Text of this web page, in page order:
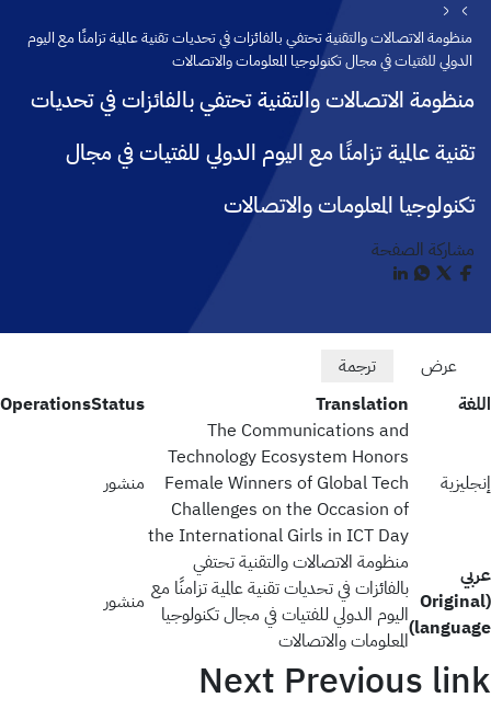
منظومة الاتصالات والتقنية تحتفي بالفائزات في تحديات تقنية عالمية تزامنًا مع اليوم
الدولي للفتيات في مجال تكنولوجيا المعلومات والاتصالات
منظومة الاتصالات والتقنية تحتفي بالفائزات في تحديات
تقنية عالمية تزامنًا مع اليوم الدولي للفتيات في مجال
تكنولوجيا المعلومات والاتصالات
مشاركة الصفحة
Primary
tabs
عرض ترجمة(علامة
التبويب
النشطة)
اللغة Translation
Status
Operations
إنجليزية
The Communications and
Technology Ecosystem Honors
Female Winners of Global Tech
Challenges on the Occasion of
the International Girls in ICT Day
منشور
عربي
(Original
language)
منظومة الاتصالات والتقنية تحتفي
بالفائزات في تحديات تقنية عالمية تزامنًا مع
اليوم الدولي للفتيات في مجال تكنولوجيا
المعلومات والاتصالات
منشور
Next Previous link